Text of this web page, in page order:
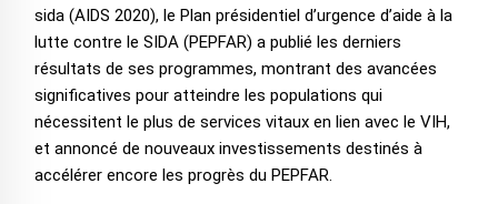
sida (AIDS 2020), le Plan présidentiel d’urgence d’aide à la
lutte contre le SIDA (PEPFAR) a publié les derniers
résultats de ses programmes, montrant des avancées
significatives pour atteindre les populations qui
nécessitent le plus de services vitaux en lien avec le VIH,
et annoncé de nouveaux investissements destinés à
accélérer encore les progrès du PEPFAR.